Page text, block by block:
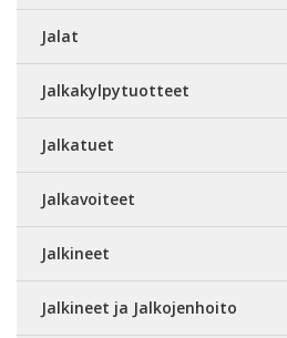
Jalat
Jalkakylpytuotteet
Jalkatuet
Jalkavoiteet
Jalkineet
Jalkineet ja Jalkojenhoito